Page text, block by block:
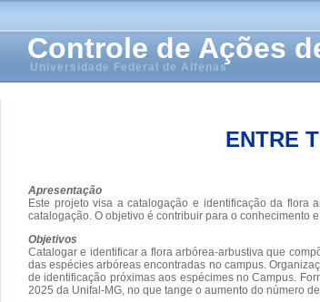
Controle de Ações
Universidade Federal de Alfenas
ENTRE
Apresentação
Este projeto visa a catalogação e identificação da flora
catalogação. O objetivo é contribuir para o conhecimento
Objetivos
Catalogar e identificar a flora arbórea-arbustiva que
das espécies arbóreas encontradas no campus.
de identificação próximas aos espécimes no Campus.
2025 da Unifal-MG, no que tange o aumento do número